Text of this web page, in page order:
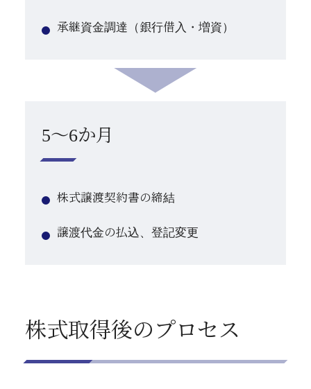
承継資金調達（銀行借入・増資）
5～6か月
株式譲渡契約書の締結
譲渡代金の払込、登記変更
株式取得後のプロセス